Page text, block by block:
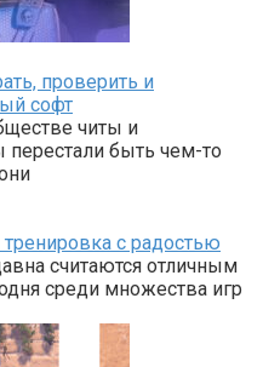
проверить и
софт
читы и
быть чем-то
тренировка с радостью
считаются отличным
среди множества игр